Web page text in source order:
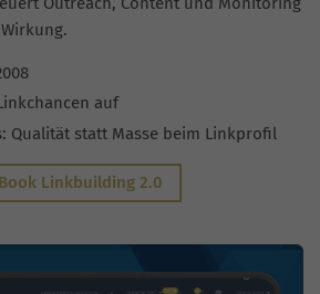
auf
Qualität statt Masse beim Linkprofil
Linkbuilding 2.0